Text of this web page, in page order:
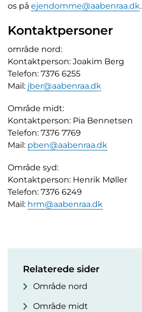
os på ejendomme@aabenraa.dk.
Kontaktpersoner
område nord:
Kontaktperson: Joakim Berg
Telefon: 7376 6255
Mail: jber@aabenraa.dk
Område midt:
Kontaktperson: Pia Bennetsen
Telefon: 7376 7769
Mail: pben@aabenraa.dk
Område syd:
Kontaktperson: Henrik Møller
Telefon: 7376 6249
Mail: hrm@aabenraa.dk
Relaterede sider
Område nord
Område midt